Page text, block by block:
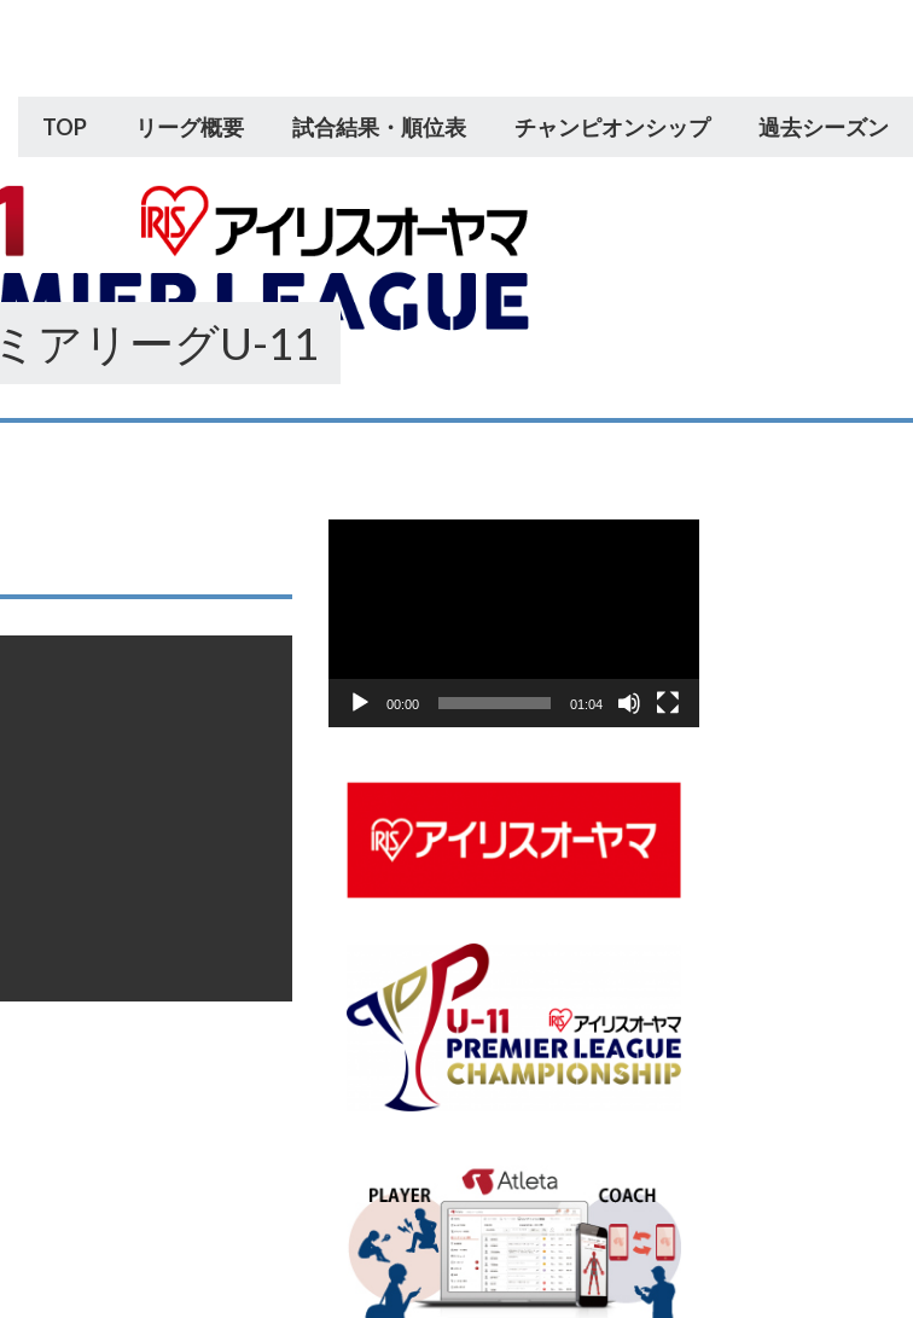
TOP リーグ概要 試合結果・順位表 チャンピオンシップ 過去シーズン
アリーグU-11
ヤ
00:00 01:04